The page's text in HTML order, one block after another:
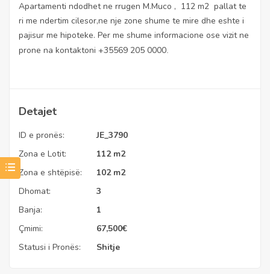
Apartamenti ndodhet ne rrugen M.Muco , 112 m2 pallat te
ri me ndertim cilesor,ne nje zone shume te mire dhe eshte i
pajisur me hipoteke. Per me shume informacione ose vizit ne
prone na kontaktoni +35569 205 0000
Detajet
ID e pronës:
JE_3790
Zona e Lotit:
112 m2
Zona e shtëpisë:
102 m2
Dhomat:
3
Banja:
1
Çmimi:
67,500€
Statusi i Pronës:
Shitje